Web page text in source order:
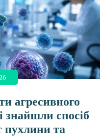
агресивного
знайшли спосіб
пухлини та